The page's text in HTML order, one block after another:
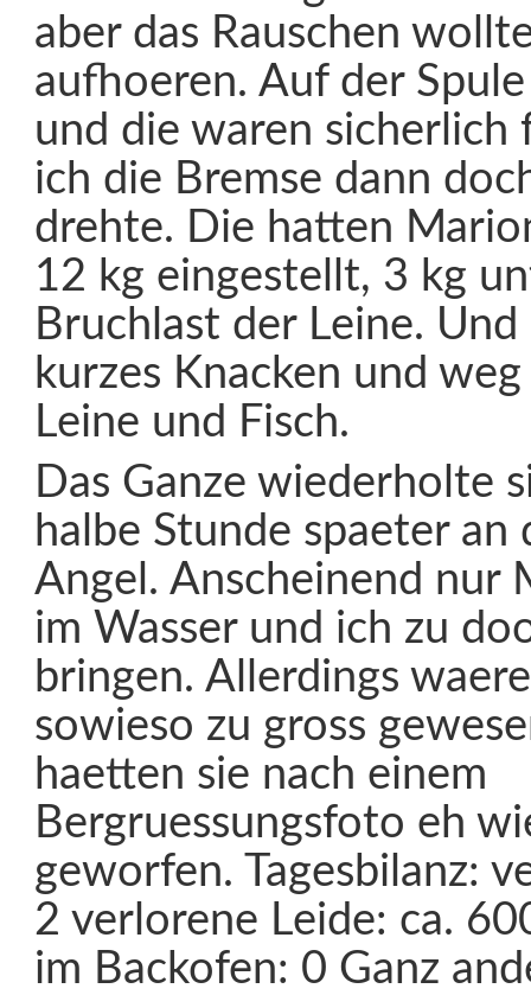
aber das Rauschen
aufhoeren. Auf der
und die waren sicherlich
ich die Bremse dann
drehte. Die hatten
12 kg eingestellt, 3 kg
Bruchlast der Leine.
kurzes Knacken und
Leine und Fisch.
Das Ganze wiederholte
halbe Stunde spaeter an
Angel. Anscheinend nur
im Wasser und ich zu
bringen. Allerdings
sowieso zu gross
haetten sie nach einem
Bergruessungsfoto eh
geworfen. Tagesbilanz:
2 verlorene Leide: ca.
im Backofen: 0 Ganz